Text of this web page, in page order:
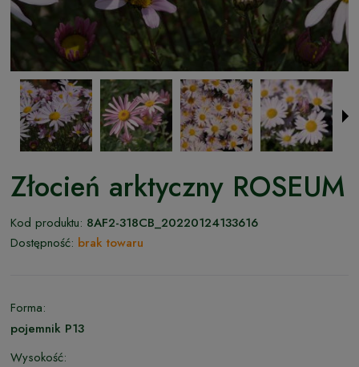
Złocień arktyczny ROSEUM
Kod produktu: 8AF2-318CB_20220124133616
Dostępność: brak towaru
Forma:
pojemnik P13
Wysokość: